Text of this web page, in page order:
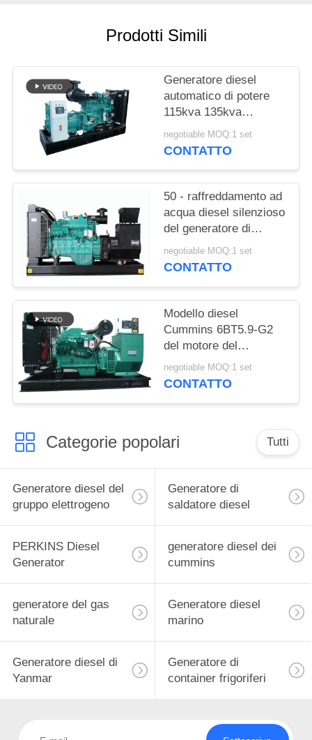
SITO
PRIVACY
POLICY
Prodotti Simili
Generatore diesel
automatico di potere
115kva 135kva
Cummins con 12 ore di
serbatoio dell'olio
negotiable MOQ:1 set
CONTATTO
50 - raffreddamento ad
acqua diesel silenzioso
del generatore di
1250kva Cummins con
l'alternatore di
negotiable MOQ:1 set
CONTATTO
Modello diesel
Cummins 6BT5.9-G2
del motore del
generatore di
rendimento elevato
negotiable MOQ:1 set
CONTATTO
Categorie popolari Tutti
Generatore diesel del
gruppo elettrogeno
Generatore di
saldatore diesel
PERKINS Diesel
Generator
generatore diesel dei
cummins
generatore del gas
naturale
Generatore diesel
marino
Generatore diesel di
Yanmar
Generatore di
container frigoriferi